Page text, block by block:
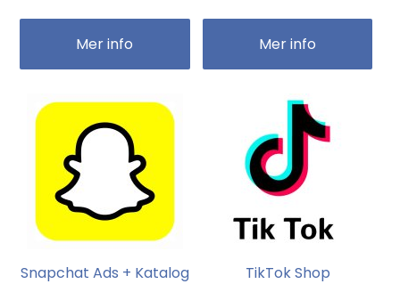
Mer info Mer info
Snapchat Ads + Katalog
TikTok Shop